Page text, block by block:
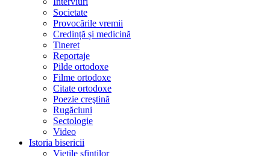
Societate
Provocările vremii
Credință și medicină
Tineret
Reportaje
Pilde ortodoxe
Filme ortodoxe
Citate ortodoxe
Poezie creştină
Rugăciuni
Sectologie
Video
Istoria bisericii
Vieţile sfinţilor